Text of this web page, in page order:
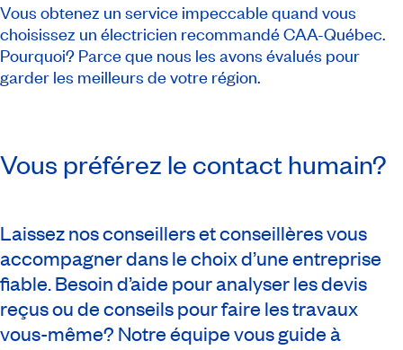
Vous obtenez un service impeccable quand vous
choisissez un électricien recommandé CAA-Québec.
Pourquoi? Parce que nous les avons évalués pour
garder les meilleurs de votre région.
Vous préférez le contact humain?
Laissez nos conseillers et conseillères vous
accompagner dans le choix d’une entreprise
fiable. Besoin d’aide pour analyser les devis
reçus ou de conseils pour faire les travaux
vous-même? Notre équipe vous guide à